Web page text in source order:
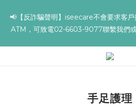
零油光UV防曬乳 ➌滿３２９９
📢【反詐騙聲明】iseecare不會要求客
ATM，可致電02-6603-9077聯繫我們或
手足護理